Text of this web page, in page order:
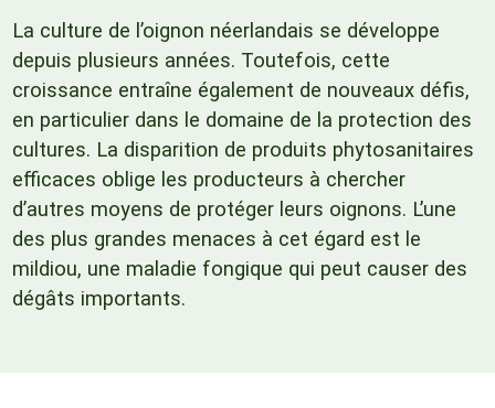
La culture de l’oignon néerlandais se développe
depuis plusieurs années. Toutefois, cette
croissance entraîne également de nouveaux défis,
en particulier dans le domaine de la protection des
cultures. La disparition de produits phytosanitaires
efficaces oblige les producteurs à chercher
d’autres moyens de protéger leurs oignons. L’une
des plus grandes menaces à cet égard est le
mildiou, une maladie fongique qui peut causer des
dégâts importants.